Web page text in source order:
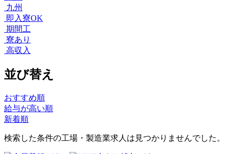
九州
即入寮OK
期間工
寮あり
高収入
並び替え
おすすめ順
給与が高い順
新着順
検索した条件の工場・製造業求人は見つかりませんでした。